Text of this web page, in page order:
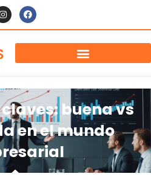
buena vs
en el mundo